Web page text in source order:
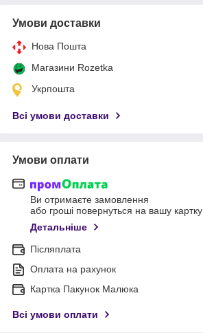
Умови доставки
Нова Пошта
Магазини Rozetka
Укрпошта
Всі умови доставки
Умови оплати
Ви отримаєте замовлення
або гроші повернуться на вашу картку
Детальніше
Післяплата
Оплата на рахунок
Картка Пакунок Малюка
Всі умови оплати